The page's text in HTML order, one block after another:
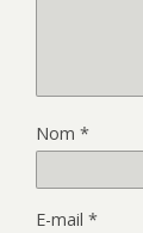
Nom *
E-mail *